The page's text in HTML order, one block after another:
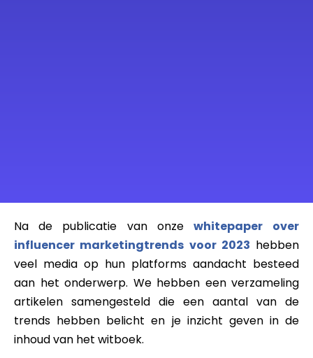
Na de publicatie van onze whitepaper
over
influencer marketingtrends voor 2023 hebben
veel media op hun platforms aandacht besteed
aan het onderwerp. We hebben een verzameling
artikelen samengesteld die een aantal van de
trends hebben belicht en je inzicht geven in de
inhoud van het witboek.